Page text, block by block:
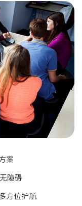
案
障碍
方位护航